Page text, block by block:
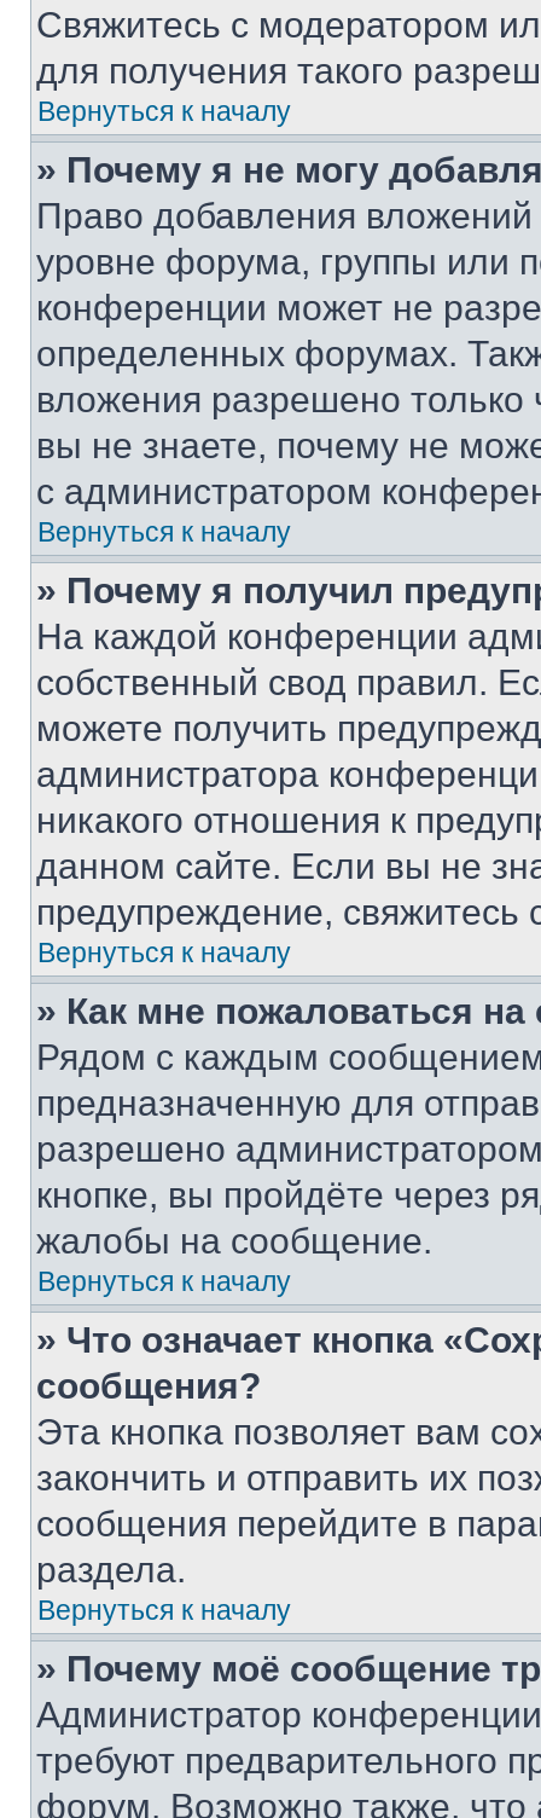
Свяжитесь с модератором
для получения такого
Вернуться к началу
» Почему я не могу
Право добавления
уровне форума, группы или
конференции может не
определенных форумах.
вложения разрешено
вы не знаете, почему не
с администратором
Вернуться к началу
» Почему я получил
На каждой конференции
собственный свод правил.
можете получить
администратора
никакого отношения к
данном сайте. Если вы не
предупреждение,
Вернуться к началу
» Как мне пожаловаться
Рядом с каждым сообщением
предназначенную для
разрешено
кнопке, вы пройдёте через
жалобы на сообщение.
Вернуться к началу
» Что означает кнопка
сообщения?
Эта кнопка позволяет вам
закончить и отправить их
сообщения перейдите в
раздела.
Вернуться к началу
» Почему моё сообщение
Администратор
требуют предварительного
форум. Возможно также, что